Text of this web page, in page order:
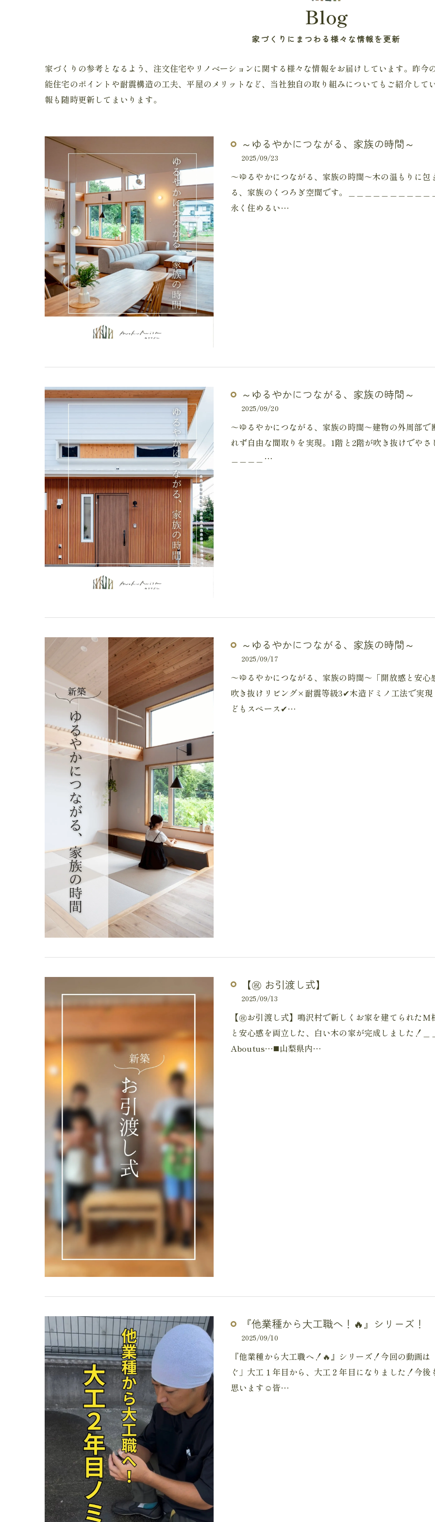
Blog
家づくりにまつわる様々な情報を更新
家づくりの参考となるよう、注文住宅やリノベーションに関する様々な情報をお届けしています。昨今
能住宅のポイントや耐震構造の工夫、平屋のメリットなど、当社独自の取り組みについてもご紹介して
報も随時更新してまいります。
～ゆるやかにつながる、家族の時間～
2025/09/23
～ゆるやかにつながる、家族の時間～木の温もりに
る、家族のくつろぎ空間です。＿＿＿＿＿＿＿＿＿
永く住めるい…
～ゆるやかにつながる、家族の時間～
2025/09/20
～ゆるやかにつながる、家族の時間～建物の外周部
れず自由な間取りを実現。1階と2階が吹き抜けでや
＿＿＿＿…
～ゆるやかにつながる、家族の時間～
2025/09/17
～ゆるやかにつながる、家族の時間～「開放感と安
吹き抜けリビング×耐震等級3✔木造ドミノ工法で実
どもスペース✔…
【㊗ お引渡し式】
2025/09/13
【㊗お引渡し式】鳴沢村で新しくお家を建てられた
と安心感を両立した、白い木の家が完成しました！＿
Aboutus…◼️山梨県内…
『他業種から大工職へ！🔥』シリーズ！
2025/09/10
『他業種から大工職へ！🔥』シリーズ！今回の動画
ぐ」大工１年目から、大工２年目になりました！今
思います☺皆…